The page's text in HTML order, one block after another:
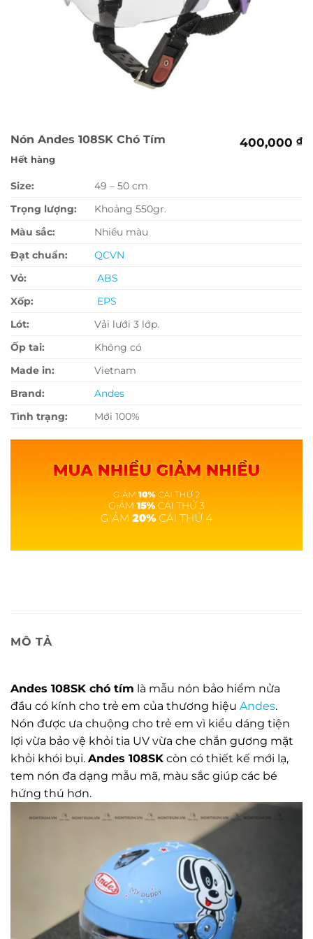
Nón Andes 108SK Chó Tím 400,000 ₫
Hết hàng
Size:
49 – 50 cm
Trọng lượng:
Khoảng 550gr.
Màu sắc:
Nhiều màu
Đạt chuẩn:
QCVN
Vỏ:
ABS
Xốp:
EPS
Lót:
Vải lưới 3 lớp.
Ốp tai:
Không có
Made in:
Vietnam
Brand:
Andes
Tình trạng:
Mới 100%
MÔ TẢ
Andes 108SK chó tím là mẫu nón bảo hiểm nửa
đầu có kính cho trẻ em của thương hiệu Andes.
Nón được ưa chuộng cho trẻ em vì kiểu dáng tiện
lợi vừa bảo vệ khỏi tia UV vừa che chắn gương mặt
khỏi khói bụi. Andes 108SK còn có thiết kế mới lạ,
tem nón đa dạng mẫu mã, màu sắc giúp các bé
hứng thú hơn.